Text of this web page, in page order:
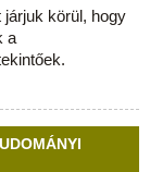
járjuk körül, hogy
a